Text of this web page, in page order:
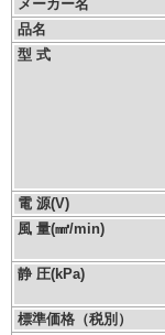
メーカー名
品名
型 式
電 源(V)
風 量(㎣/min)
静 圧(kPa)
標準価格（税別）